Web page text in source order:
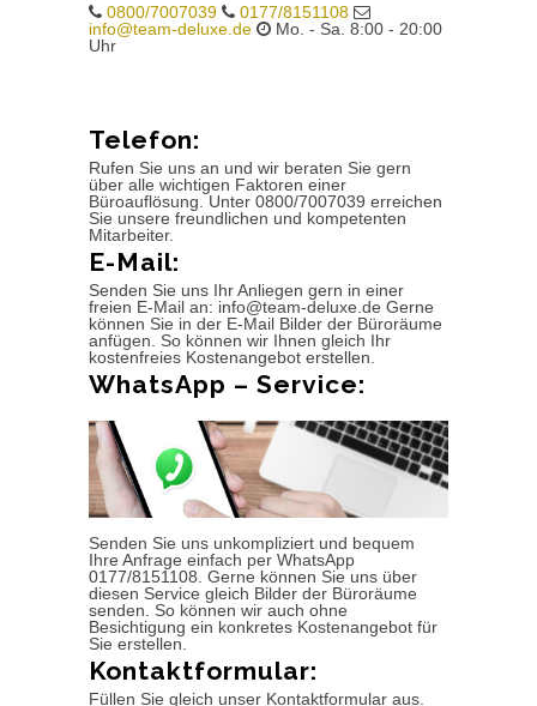
0800/7007039
0177/8151108
info@team-deluxe.de
Mo. - Sa. 8:00 - 20:00
Uhr
Telefon:
Rufen Sie uns an und wir beraten Sie gern
über alle wichtigen Faktoren einer
Büroauflösung. Unter 0800/7007039 erreichen
Sie unsere freundlichen und kompetenten
Mitarbeiter.
E-Mail:
Senden Sie uns Ihr Anliegen gern in einer
freien E-Mail an: info@team-deluxe.de Gerne
können Sie in der E-Mail Bilder der Büroräume
anfügen. So können wir Ihnen gleich Ihr
kostenfreies Kostenangebot erstellen.
WhatsApp – Service:
Senden Sie uns unkompliziert und bequem
Ihre Anfrage einfach per WhatsApp
0177/8151108. Gerne können Sie uns über
diesen Service gleich Bilder der Büroräume
senden. So können wir auch ohne
Besichtigung ein konkretes Kostenangebot für
Sie erstellen.
Kontaktformular:
Füllen Sie gleich unser Kontaktformular aus.